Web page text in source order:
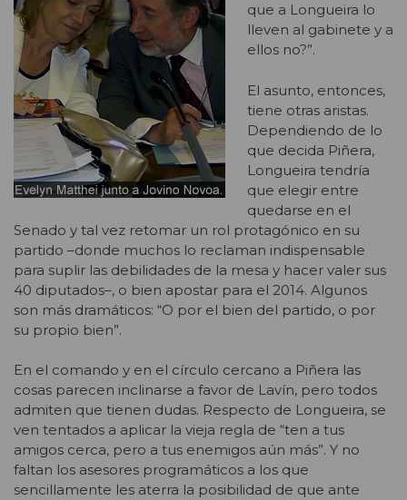
que a Longueira lo
lleven al gabinete y a
ellos no?”.
El asunto, entonces,
tiene otras aristas.
Dependiendo de lo
que decida Piñera,
Longueira tendría
que elegir entre
quedarse en el
Senado y tal vez retomar un rol protagónico en su
partido –donde muchos lo reclaman indispensable
para suplir las debilidades de la mesa y hacer valer sus
40 diputados–, o bien apostar para el 2014. Algunos
son más dramáticos: “O por el bien del partido, o por
su propio bien”.
En el comando y en el círculo cercano a Piñera las
cosas parecen inclinarse a favor de Lavín, pero todos
admiten que tienen dudas. Respecto de Longueira, se
ven tentados a aplicar la vieja regla de “ten a tus
amigos cerca, pero a tus enemigos aún más”. Y no
faltan los asesores programáticos a los que
sencillamente les aterra la posibilidad de que ante